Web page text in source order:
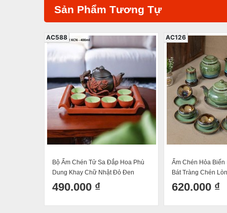
Sản Phẩm Tương Tự
Bộ Ấm Chén Tử Sa Đắp Hoa Phù
Dung Khay Chữ Nhật Đỏ Đen
490.000 ₫
AC588
Ấm Chén Hỏa
Bát Tràng Chén
Chóp 400m
620.000 ₫
AC126